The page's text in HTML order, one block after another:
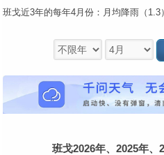
班戈近3年的每年4月份：月均降雨（1.3
班戈2026年、2025年、